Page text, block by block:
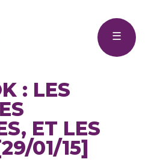
☰
: LES
ET LES
01/15]